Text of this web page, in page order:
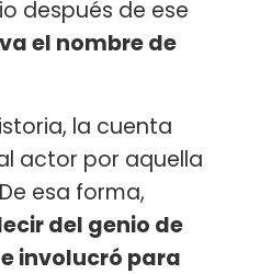
después de ese
el nombre de
la cuenta
actor por aquella
esa forma,
del genio de
involucró para